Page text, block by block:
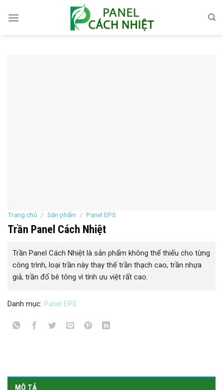
Trang chủ / Sản phẩm / Panel EPS
Trần Panel Cách Nhiệt
Trần Panel Cách Nhiệt là sản phẩm không thể thiếu cho từng
công trình, loại trần này thay thế trần thạch cao, trần nhựa
giả, trần đổ bê tông vì tính ưu việt rất cao.
Danh mục: Panel EPS
MÔ TẢ